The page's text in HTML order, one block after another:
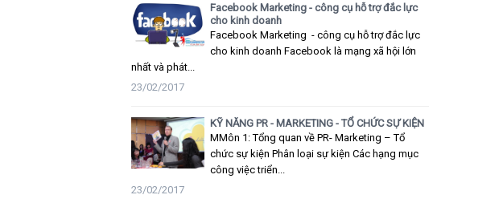
Facebook Marketing - công cụ hỗ trợ đắc lực
cho kinh doanh
Facebook Marketing - công cụ hỗ trợ đắc lực
cho kinh doanh Facebook là mạng xã hội lớn
nhất và phát...
23/02/2017
KỸ NĂNG PR - MARKETING - TỔ CHỨC SỰ KIỆN
MMôn 1: Tổng quan về PR- Marketing – Tổ
chức sự kiện Phân loại sự kiện Các hạng mục
công việc triển...
23/02/2017